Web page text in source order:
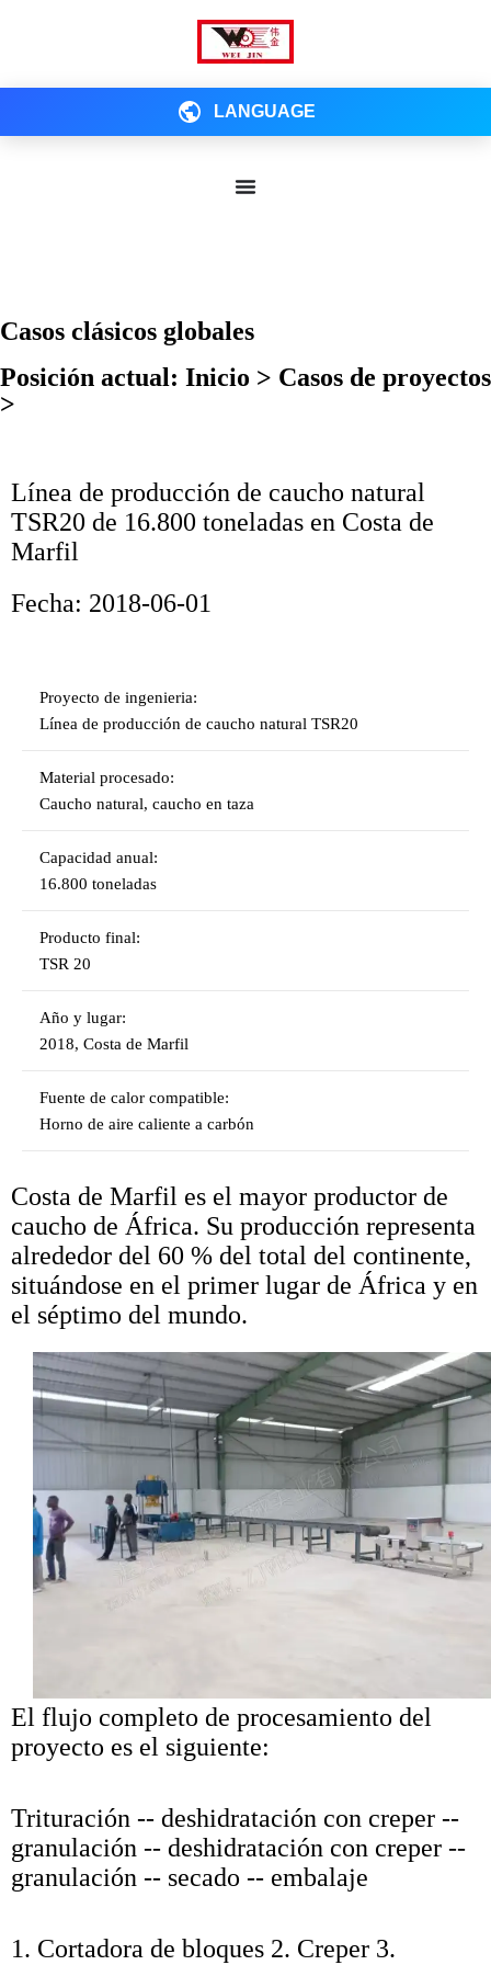
LANGUAGE
Casos clásicos globales
Posición actual: Inicio > Casos de proyectos
>
Línea de producción de caucho natural
TSR20 de 16.800 toneladas en Costa de
Marfil
Fecha: 2018-06-01
Proyecto de ingenieria:
Línea de producción de caucho natural TSR20
Material procesado:
Caucho natural, caucho en taza
Capacidad anual:
16.800 toneladas
Producto final:
TSR 20
Año y lugar:
2018, Costa de Marfil
Fuente de calor compatible:
Horno de aire caliente a carbón
Costa de Marfil es el mayor productor de
caucho de África. Su producción representa
alrededor del 60 % del total del continente,
situándose en el primer lugar de África y en
el séptimo del mundo.
El flujo completo de procesamiento del
proyecto es el siguiente:
Trituración -- deshidratación con creper --
granulación -- deshidratación con creper --
granulación -- secado -- embalaje
1. Cortadora de bloques 2. Creper 3.